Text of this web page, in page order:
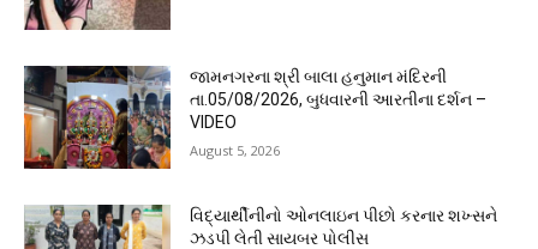
જામનગરના શ્રી બાલા હનુમાન મંદિરની
તા.05/08/2026, બુધવારની આરતીના દર્શન –
VIDEO
August 5, 2026
વિદ્યાર્થીનીનો ઓનલાઇન પીછો કરનાર શખ્સને
ઝડપી લેતી સાયબર પોલીસ